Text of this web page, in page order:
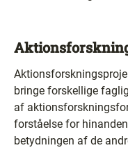
bringe forskellige
af
forståelse for
betydningen af de